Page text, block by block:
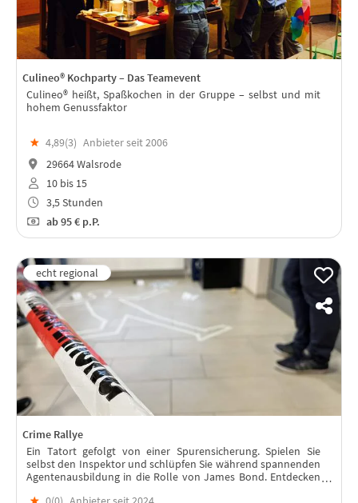
Culineo® Kochparty – Das Teamevent
Culineo® heißt, Spaßkochen in der Gruppe – selbst und mit
hohem Genussfaktor
★ 4,89(3) Anbieter seit 2006
29664 Walsrode
10 bis 15
3,5 Stunden
ab95 € p.P.
Crime Rallye
Ein Tatort gefolgt von einer Spurensicherung. Spielen Sie
selbst den Inspektor und schlüpfen Sie während spannenden
Agentenausbildung in die Rolle von James Bond. Entdecken